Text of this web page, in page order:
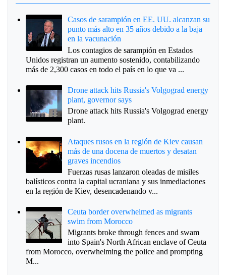
Casos de sarampión en EE. UU. alcanzan su
punto más alto en 35 años debido a la baja
en la vacunación
Los contagios de sarampión en Estados
Unidos registran un aumento sostenido, contabilizando
más de 2,300 casos en todo el país en lo que va ...
Drone attack hits Russia's Volgograd energy
plant, governor says
Drone attack hits Russia's Volgograd energy
plant.
Ataques rusos en la región de Kiev causan
más de una docena de muertos y desatan
graves incendios
Fuerzas rusas lanzaron oleadas de misiles
balísticos contra la capital ucraniana y sus inmediaciones
en la región de Kiev, desencadenando v...
Ceuta border overwhelmed as migrants
swim from Morocco
Migrants broke through fences and swam
into Spain's North African enclave of Ceuta
from Morocco, overwhelming the police and prompting
M...